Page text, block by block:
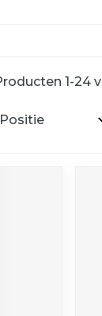
1-24
Sorteer op: